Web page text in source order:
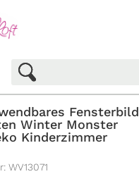
Fensterbild
Winter Monster
Kinderzimmer
WV13071